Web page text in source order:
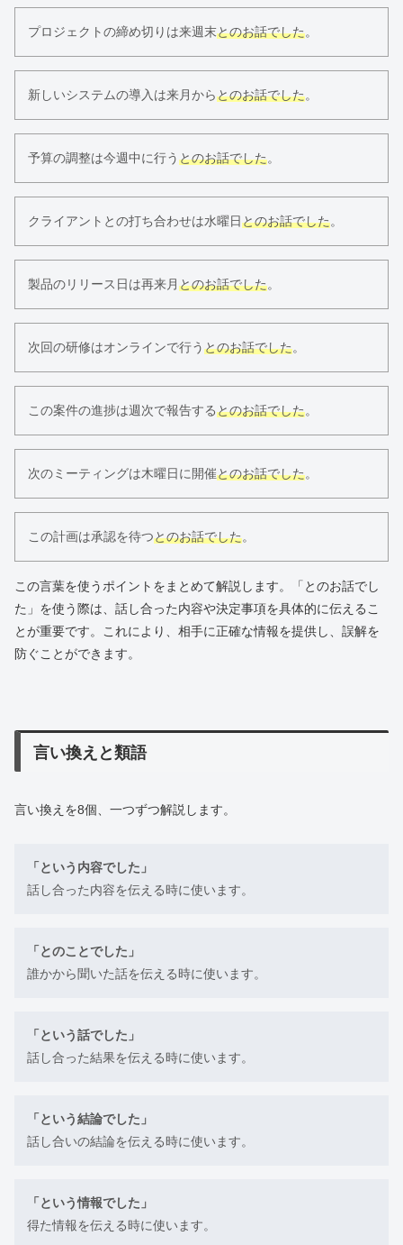
プロジェクトの締め切りは来週末とのお話でした。
新しいシステムの導入は来月からとのお話でした。
予算の調整は今週中に行うとのお話でした。
クライアントとの打ち合わせは水曜日とのお話でした。
製品のリリース日は再来月とのお話でした。
次回の研修はオンラインで行うとのお話でした。
この案件の進捗は週次で報告するとのお話でした。
次のミーティングは木曜日に開催とのお話でした。
この計画は承認を待つとのお話でした。
この言葉を使うポイントをまとめて解説します。「とのお話でし
た」を使う際は、話し合った内容や決定事項を具体的に伝えるこ
とが重要です。これにより、相手に正確な情報を提供し、誤解を
防ぐことができます。
言い換えと類語
言い換えを8個、一つずつ解説します。
「という内容でした」
話し合った内容を伝える時に使います。
「とのことでした」
誰かから聞いた話を伝える時に使います。
「という話でした」
話し合った結果を伝える時に使います。
「という結論でした」
話し合いの結論を伝える時に使います。
「という情報でした」
得た情報を伝える時に使います。